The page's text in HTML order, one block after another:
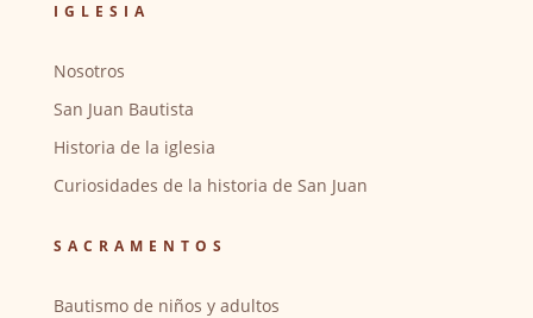
IGLESIA
Nosotros
San Juan Bautista
Historia de la iglesia
Curiosidades de la historia de San Juan
SACRAMENTOS
Bautismo de niños y adultos